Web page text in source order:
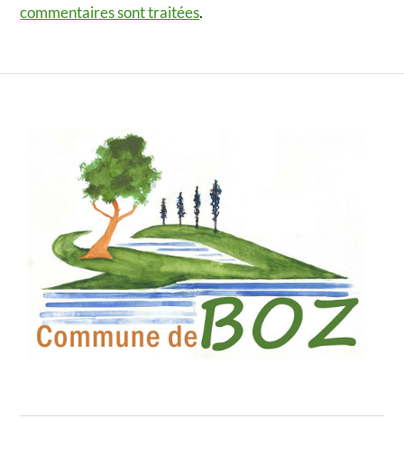
commentaires sont traitées.